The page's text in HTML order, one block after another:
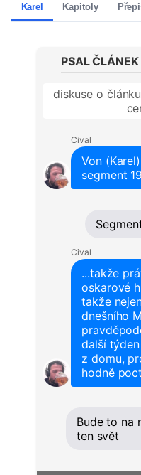
Karel Kapitoly
PSAL
diskuse o
Cival
Von
segment
Cival
...takže
oskarové
takže
dnešního
další
z domu,
hodně
Bude to na
ten svět